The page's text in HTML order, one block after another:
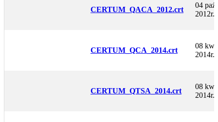
CERTUM_QACA_2012.crt
04
CERTUM_QCA_2014.crt
08
CERTUM_QTSA_2014.crt
08